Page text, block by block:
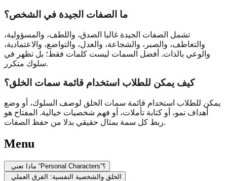
ما الصفات الجيدة في الشخص؟
تشمل الصفات الجيدة غالبا الصدق، واللطف، والمسؤولية،
والتعاطف، والصبر، والشجاعة، والعدل، والتواضع، والاعتمادية،
والوعي بالذات. أفضل السمات ليست كلمات فقط؛ بل تظهر في
سلوك متكرر.
كيف يمكن للطلاب استخدام قائمة سمات الخلق؟
يمكن للطلاب استخدام قائمة سمات الخلق لوصف السلوك، أو وضع
أهداف نمو، أو كتابة تأملات، أو فهم شخصيات خيالية. المفتاح هو
ربط كل سمة بمثال حقيقي بدلا من حفظ الصفات.
Menu
ماذا تعني “Personal Characters”؟
الخلق والشخصية النفسية: الفرق العملي